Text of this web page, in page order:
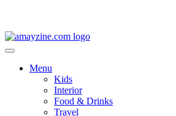
Menu
Kids
Interior
Food & Drinks
Travel